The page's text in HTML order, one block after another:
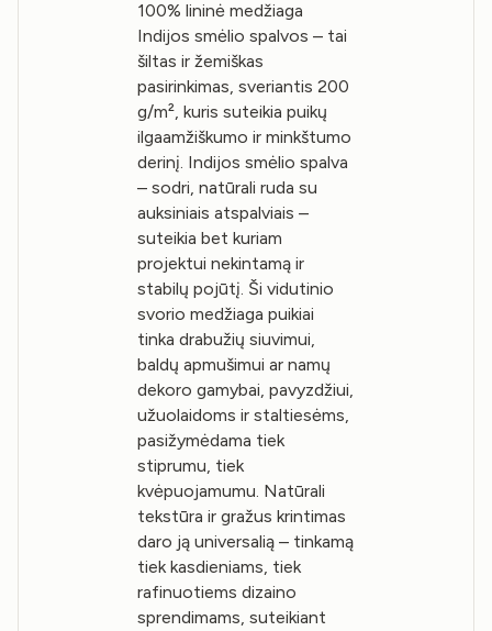
100% lininė medžiaga
Indijos smėlio spalvos – tai
šiltas ir žemiškas
pasirinkimas, sveriantis 200
g/m², kuris suteikia puikų
ilgaamžiškumo ir minkštumo
derinį. Indijos smėlio spalva
– sodri, natūrali ruda su
auksiniais atspalviais –
suteikia bet kuriam
projektui nekintamą ir
stabilų pojūtį. Ši vidutinio
svorio medžiaga puikiai
tinka drabužių siuvimui,
baldų apmušimui ar namų
dekoro gamybai, pavyzdžiui,
užuolaidoms ir staltiesėms,
pasižymėdama tiek
stiprumu, tiek
kvėpuojamumu. Natūrali
tekstūra ir gražus krintimas
daro ją universalią – tinkamą
tiek kasdieniams, tiek
rafinuotiems dizaino
sprendimams, suteikiant